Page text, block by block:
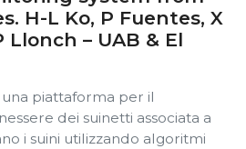
H-L Ko, P Fuentes, X
– UAB & El
una piattaforma per il
dei suinetti associata a
i suini utilizzando algoritmi